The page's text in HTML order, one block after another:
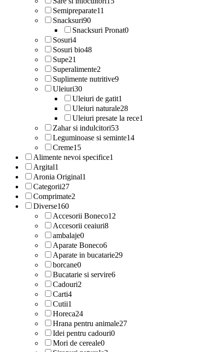
Semipreparate11
Snacksuri90
Snacksuri Pronat0
Sosuri4
Sosuri bio48
Supe21
Superalimente2
Suplimente nutritive9
Uleiuri30
Uleiuri de gatit1
Uleiuri naturale28
Uleiuri presate la rece1
Zahar si indulcitori53
Leguminoase si seminte14
Creme15
Alimente nevoi specifice1
Argital1
Aronia Original1
Categorii27
Comprimate2
Diverse160
Accesorii Boneco12
Accesorii ceaiuri8
ambalaje0
Aparate Boneco6
Aparate in bucatarie29
borcane0
Bucatarie si servire6
Cadouri2
Carti4
Cutii1
Horeca24
Hrana pentru animale27
Idei pentru cadouri0
Mori de cereale0